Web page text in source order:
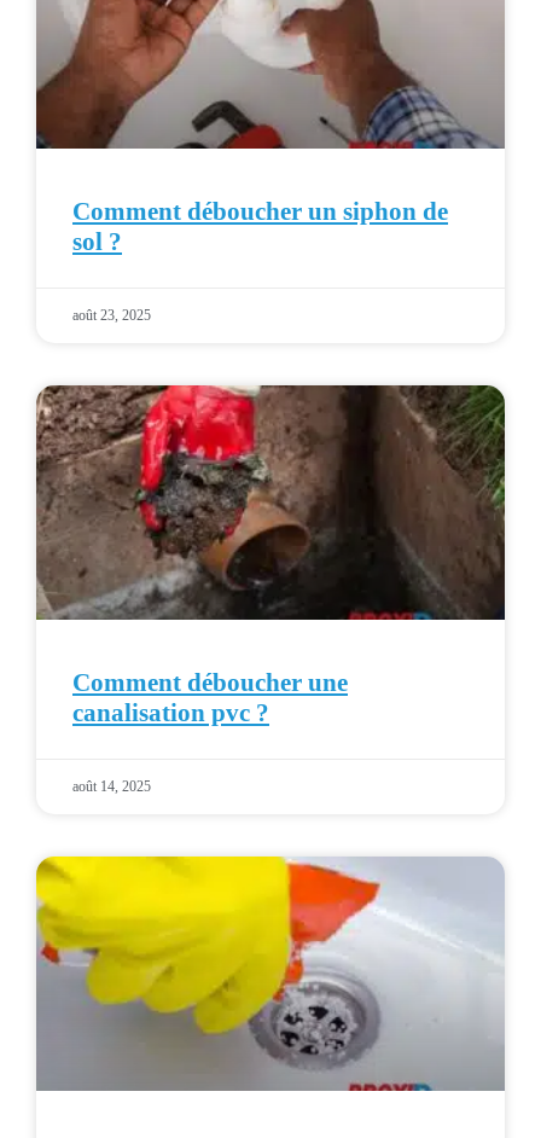
Comment déboucher un siphon de
sol ?
août 23, 2025
Comment déboucher une
canalisation pvc ?
août 14, 2025